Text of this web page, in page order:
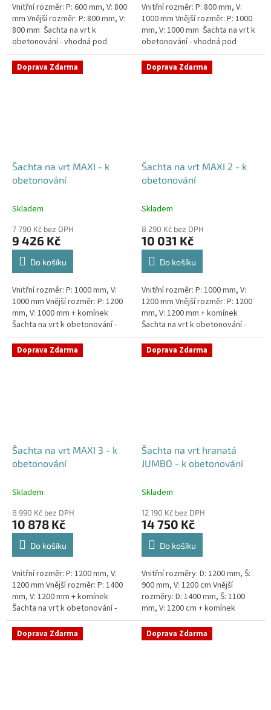
Vnitřní rozměr: P: 600 mm, V: 800
mm Vnější rozměr: P: 800 mm, V:
800 mm Šachta na vrt k
obetonování - vhodná pod
parkovací stání, komunikace
nebo do míst vyšším...
Vnitřní rozměr: P: 800 mm, V:
1000 mm Vnější rozměr: P: 1000
mm, V: 1000 mm Šachta na vrt k
obetonování - vhodná pod
parkovací stání, komunikace
nebo do míst vyšším...
Doprava Zdarma
Šachta na vrt MAXI - k
obetonování
Skladem
7 790 Kč bez DPH
9 426 Kč
Do košíku
Vnitřní rozměr: P: 1000 mm, V:
1000 mm Vnější rozměr: P: 1200
mm, V: 1000 mm + komínek
Šachta na vrt k obetonování -
vhodná pod parkovací stání,
komunikace nebo do míst...
Doprava Zdarma
Šachta na vrt MAXI 2 - k
obetonování
Skladem
8 290 Kč bez DPH
10 031 Kč
Do košíku
Vnitřní rozměr: P: 1000 mm, V:
1200 mm Vnější rozměr: P: 1200
mm, V: 1200 mm + komínek
Šachta na vrt k obetonování -
vhodná pod parkovací stání,
komunikace nebo do míst...
Doprava Zdarma
Šachta na vrt MAXI 3 - k
obetonování
Skladem
8 990 Kč bez DPH
10 878 Kč
Do košíku
Vnitřní rozměr: P: 1200 mm, V:
1200 mm Vnější rozměr: P: 1400
mm, V: 1200 mm + komínek
Šachta na vrt k obetonování -
vhodná pod parkovací stání,
komunikace nebo do míst...
Doprava Zdarma
Šachta na vrt hranatá
JUMBO - k obetonování
Skladem
12 190 Kč bez DPH
14 750 Kč
Do košíku
Vnitřní rozměry: D: 1200 mm, Š:
900 mm, V: 1200 cm Vnější
rozměry: D: 1400 mm, Š: 1100
mm, V: 1200 cm + komínek
Šachta na vrt k obetonování -
vhodná pod parkovací...
Doprava Zdarma Doprava Zdarma